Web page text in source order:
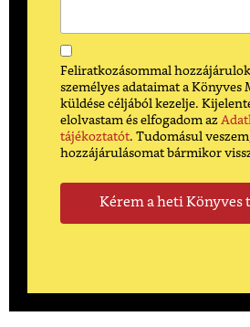
Feliratkozásommal
személyes adataimat a Könyves
küldése céljából kezelje.
elolvastam és elfogadom az
tájékoztatót. Tudomásul
hozzájárulásomat bármikor